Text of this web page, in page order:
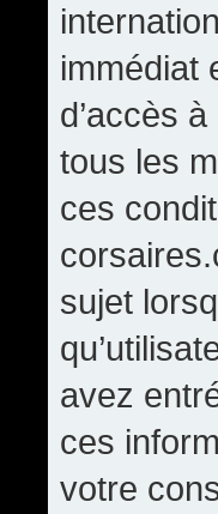
immédiat
d’accès
tous les
ces
sujet
avez
ces
votre